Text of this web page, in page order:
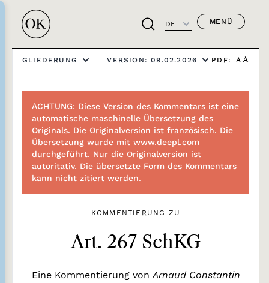
DE MENÜ
GLIEDERUNG VERSION: 09.02.2026 PDF: A A
ACHTUNG: Diese Version des Kommentars ist eine
automatische maschinelle Übersetzung des
Originals. Die Originalversion ist französisch. Die
Übersetzung wurde mit www.deepl.com
durchgeführt. Nur die Originalversion ist
autoritativ. Die übersetzte Form des Kommentars
kann nicht zitiert werden.
KOMMENTIERUNG ZU
Art. 267 SchKG
Eine Kommentierung vonArnaud Constantin